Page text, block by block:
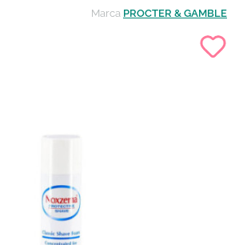
Marca PROCTER & GAMBLE